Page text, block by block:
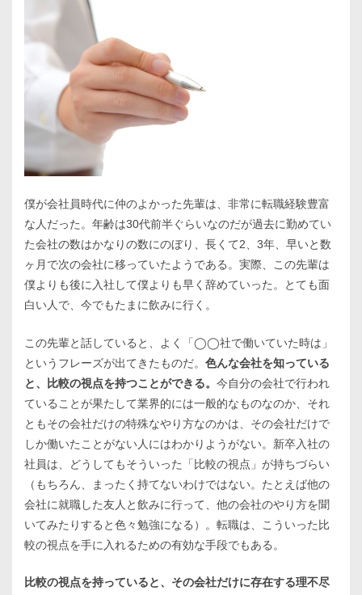
僕が会社員時代に仲のよかった先輩は、非常に転職経験豊富
な人だった。年齢は30代前半ぐらいなのだが過去に勤めてい
た会社の数はかなりの数にのぼり、長くて2、3年、早いと数
ヶ月で次の会社に移っていたようである。実際、この先輩は
僕よりも後に入社して僕よりも早く辞めていった。とても面
白い人で、今でもたまに飲みに行く。
この先輩と話していると、よく「◯◯社で働いていた時は」
というフレーズが出てきたものだ。 色んな会社を知っている
と、比較の視点を持つことができる。 今自分の会社で行われ
ていることが果たして業界的には一般的なものなのか、それ
ともその会社だけの特殊なやり方なのかは、その会社だけで
しか働いたことがない人にはわかりようがない。新卒入社の
社員は、どうしてもそういった「比較の視点」が持ちづらい
（もちろん、まったく持てないわけではない。たとえば他の
会社に就職した友人と飲みに行って、他の会社のやり方を聞
いてみたりすると色々勉強になる）。転職は、こういった比
較の視点を手に入れるための有効な手段でもある。
比較の視点を持っていると、その会社だけに存在する理不尽